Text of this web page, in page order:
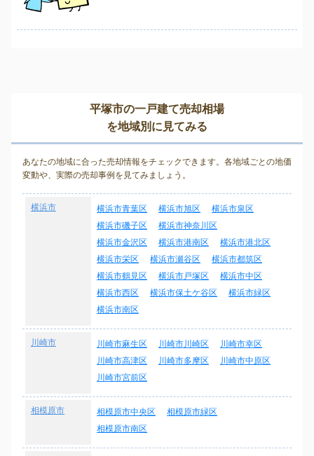
平塚市の一戸建て売却相場
を地域別に見てみる
あなたの地域に合った売却情報をチェックできます。各地域ごとの地価
変動や、実際の売却事例を見てみましょう。
横浜市 横浜市青葉区 横浜市旭区
横浜市泉区
横浜市磯子区
横浜市神奈川区
横浜市金沢区
横浜市港南区
横浜市港北区
横浜市栄区
横浜市瀬谷区
横浜市都筑区
横浜市鶴見区
横浜市戸塚区
横浜市中区
横浜市西区
横浜市保土ケ谷区
横浜市緑区
横浜市南区
川崎市 川崎市麻生区 川崎市川崎区
川崎市幸区
川崎市高津区
川崎市多摩区
川崎市中原区
川崎市宮前区
相模原市 相模原市中央区
相模原市緑区
相模原市南区